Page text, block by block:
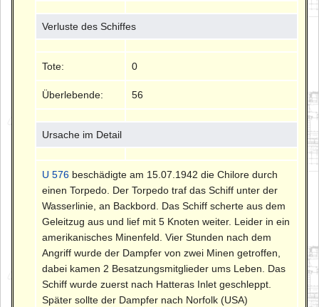
Verluste des Schiffes
Tote: 0
Überlebende: 56
Ursache im Detail
U 576 beschädigte am 15.07.1942 die Chilore durch
einen Torpedo. Der Torpedo traf das Schiff unter der
Wasserlinie, an Backbord. Das Schiff scherte aus dem
Geleitzug aus und lief mit 5 Knoten weiter. Leider in ein
amerikanisches Minenfeld. Vier Stunden nach dem
Angriff wurde der Dampfer von zwei Minen getroffen,
dabei kamen 2 Besatzungsmitglieder ums Leben. Das
Schiff wurde zuerst nach Hatteras Inlet geschleppt.
Später sollte der Dampfer nach Norfolk (USA)